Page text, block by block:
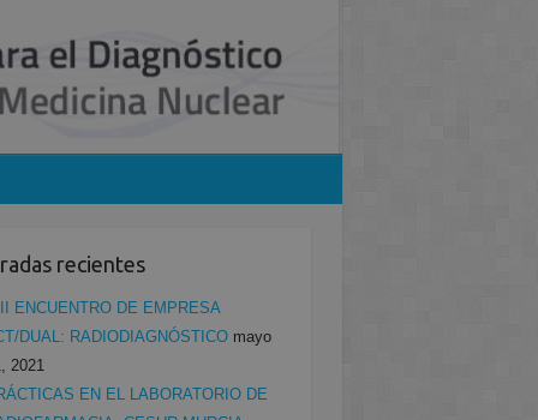
recientes
ENCUENTRO DE EMPRESA
DUAL: RADIODIAGNÓSTICO mayo
2021
EN EL LABORATORIO DE